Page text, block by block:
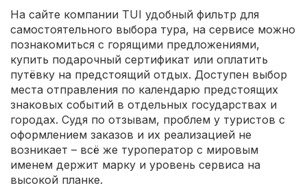
На сайте компании TUI удобный фильтр для
самостоятельного выбора тура, на сервисе можно
познакомиться с горящими предложениями,
купить подарочный сертификат или оплатить
путёвку на предстоящий отдых. Доступен выбор
места отправления по календарю предстоящих
знаковых событий в отдельных государствах и
городах. Судя по отзывам, проблем у туристов с
оформлением заказов и их реализацией не
возникает – всё же туроператор с мировым
именем держит марку и уровень сервиса на
высокой планке.